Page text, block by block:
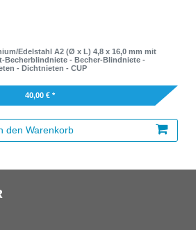
Edelstahl A2 (Ø x L) 4,8 x 16,0 mm mit
Becherblindniete - Becher-Blindniete -
- Dichtnieten - CUP
40,00 € *
den Warenkorb